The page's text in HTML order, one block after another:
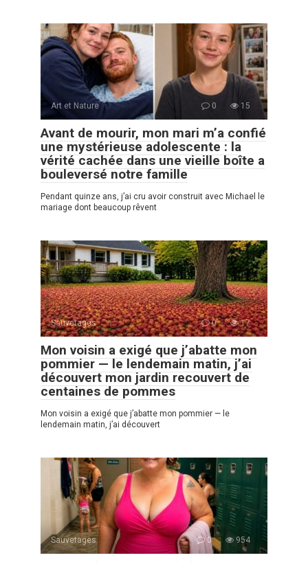
Art et Nature 0 15
Avant de mourir, mon mari m’a confié
une mystérieuse adolescente : la
vérité cachée dans une vieille boîte a
bouleversé notre famille
Pendant quinze ans, j’ai cru avoir construit avec Michael le
mariage dont beaucoup rêvent
Sauvetages 0 17
Mon voisin a exigé que j’abatte mon
pommier — le lendemain matin, j’ai
découvert mon jardin recouvert de
centaines de pommes
Mon voisin a exigé que j’abatte mon pommier — le
lendemain matin, j’ai découvert
Sauvetages 0 954